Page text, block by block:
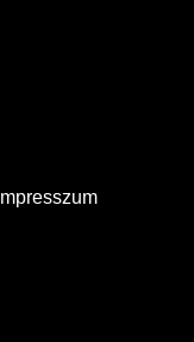
Impresszum